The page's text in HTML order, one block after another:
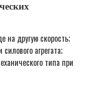
на другую скорость;
агрегата;
типа при